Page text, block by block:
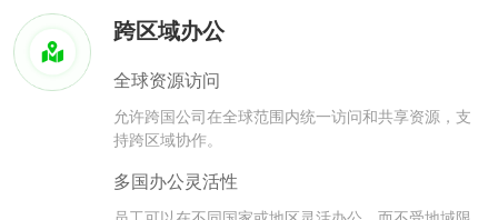
跨区域办公
全球资源访问
允许跨国公司在全球范围内统一访问和共享资源，支
持跨区域协作。
多国办公灵活性